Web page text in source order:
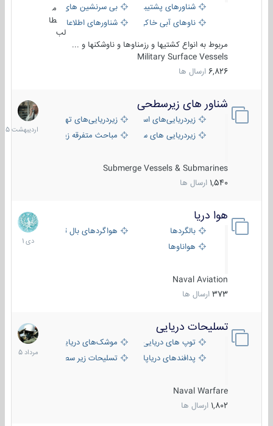
شناورهای پشتیبانی
بی سرنشین های دریایی
ناوهای آبی خاکی و نیروبرشناورهای اطلاعاتی و جاسوسی
طا
لب
مربوط به انواع کشتیها و رزمناوها و ناوشکنها و ...
Military Surface Vessels
6,826 ارسال ها
شناور های زیرسطحی
زیردریایی‌های استراتژیکزیردریایی‌های تهاجمی
زیردریایی های سبک
مباحث متفرقه زیرسطحی
Submerge Vessels & Submarines
1,540 ارسال ها
31
1405
هوا دریا
بالگردها
هواگردهای بال ثابت
هواناوها
Naval Aviation
373 ارسال ها
12
دی
1401
تسلیحات دریایی
توپ های دریایی
موشک‌های دریایی
پدافندهای دریاپایه
تسلیحات زیر سطحی
Naval Warfare
1,802 ارسال ها
2
مرداد
1405